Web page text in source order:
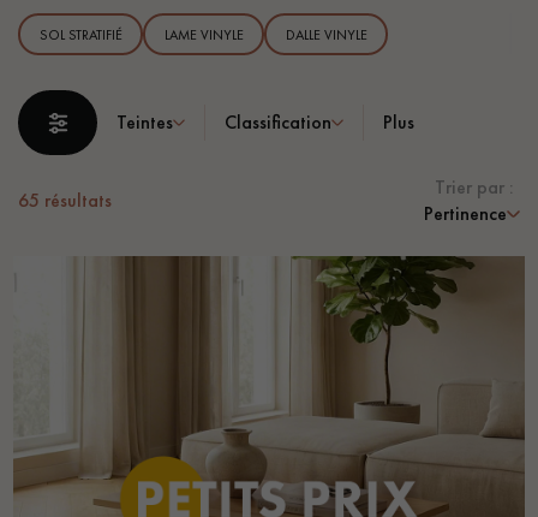
Nos experts sont à votre disposition pour vous guider pas à pas
dans le choix et la pose de votre parquet.
Demandez un rendez-vous personnalisé
SOL STRATIFIÉ LAME VINYLE DALLE VINYLE
Teintes Classification Plus
65 résultats
Trier par :
Pertinence